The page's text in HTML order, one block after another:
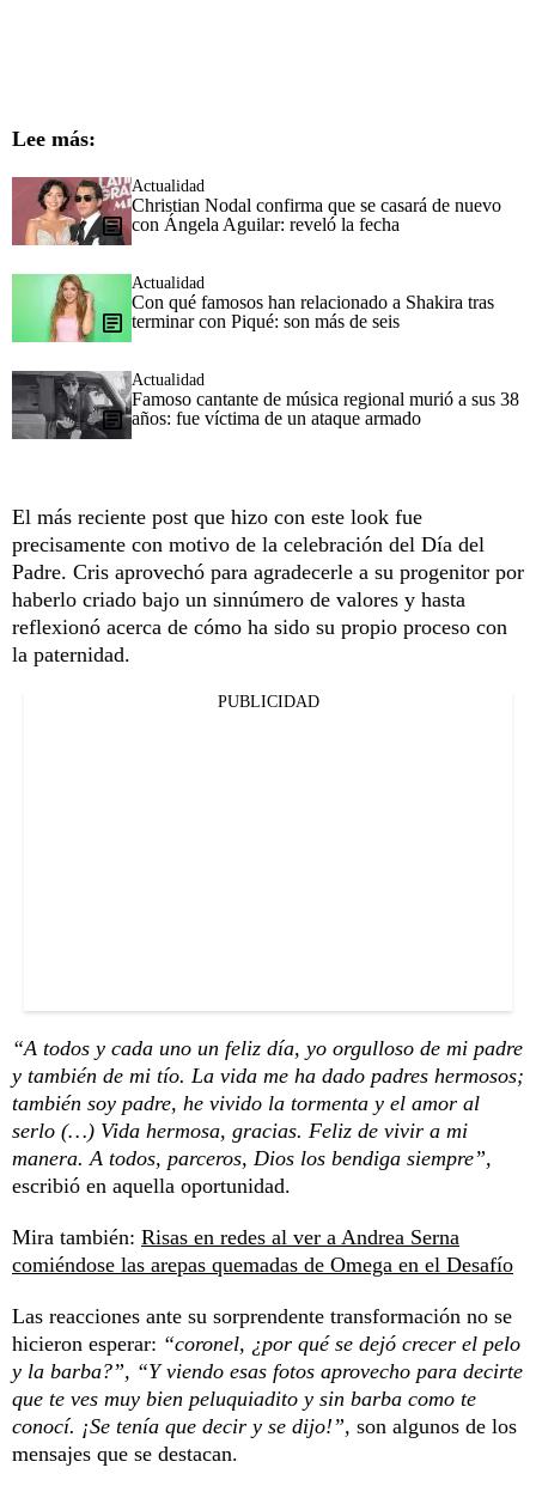
Lee más:
Actualidad
Christian Nodal confirma que se casará de nuevo
con Ángela Aguilar: reveló la fecha
Actualidad
Con qué famosos han relacionado a Shakira tras
terminar con Piqué: son más de seis
Actualidad
Famoso cantante de música regional murió a sus 38
años: fue víctima de un ataque armado
El más reciente post que hizo con este look fue
precisamente con motivo de la celebración del Día del
Padre. Cris aprovechó para agradecerle a su progenitor por
haberlo criado bajo un sinnúmero de valores y hasta
reflexionó acerca de cómo ha sido su propio proceso con
la paternidad.
PUBLICIDAD
“A todos y cada uno un feliz día, yo orgulloso de mi padre
y también de mi tío. La vida me ha dado padres hermosos;
también soy padre, he vivido la tormenta y el amor al
serlo (…) Vida hermosa, gracias. Feliz de vivir a mi
manera. A todos, parceros, Dios los bendiga siempre”,
escribió en aquella oportunidad.
Mira también: Risas en redes al ver a Andrea Serna
comiéndose las arepas quemadas de Omega en el Desafío
Las reacciones ante su sorprendente transformación no se
hicieron esperar: “coronel, ¿por qué se dejó crecer el pelo
y la barba?”, “Y viendo esas fotos aprovecho para decirte
que te ves muy bien peluquiadito y sin barba como te
conocí. ¡Se tenía que decir y se dijo!”, son algunos de los
mensajes que se destacan.